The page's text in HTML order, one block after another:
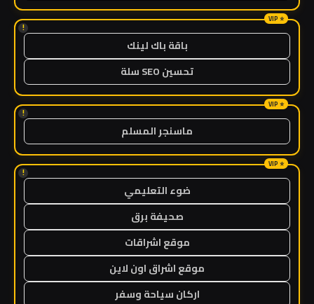
!
باقة باك لينك
تحسين SEO سلة
!
ماسنجر المسلم
!
ضوء التعليمي
صحيفة برق
موقع اشراقات
موقع اشراق اون لاين
اركان سياحة وسفر